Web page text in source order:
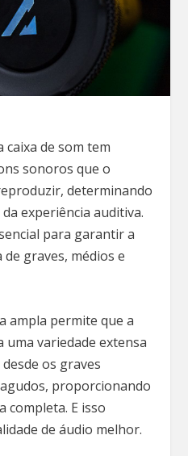
caixa de som tem
sonoros que o
determinando
experiência auditiva.
para garantir a
graves, médios e
ampla permite que a
uma variedade extensa
os graves
proporcionando
completa. E isso
de áudio melhor.